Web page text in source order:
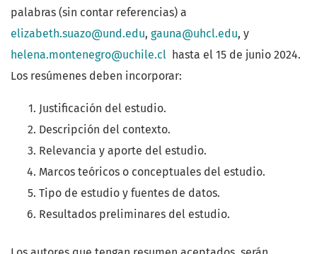
palabras (sin contar referencias) a
elizabeth.suazo@und.edu, gauna@uhcl.edu, y
helena.montenegro@uchile.cl hasta el 15 de junio 2024.
Los resúmenes deben incorporar:
Justificación del estudio.
Descripción del contexto.
Relevancia y aporte del estudio.
Marcos teóricos o conceptuales del estudio.
Tipo de estudio y fuentes de datos.
Resultados preliminares del estudio.